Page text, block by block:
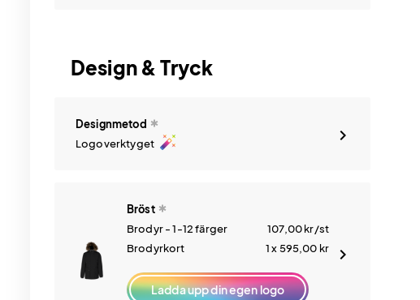
Design & Tryck
Designmetod
Logoverktyget auto_fix_high
Bröst
Brodyr - 1-12 färger
107,00kr/st
Brodyrkort
1 x 595,00 kr
Ladda upp din egen logo